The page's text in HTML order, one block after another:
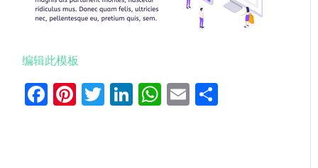
编辑此模板
Facebook
Pinterest
Twitter
LinkedIn
WhatsApp
Email